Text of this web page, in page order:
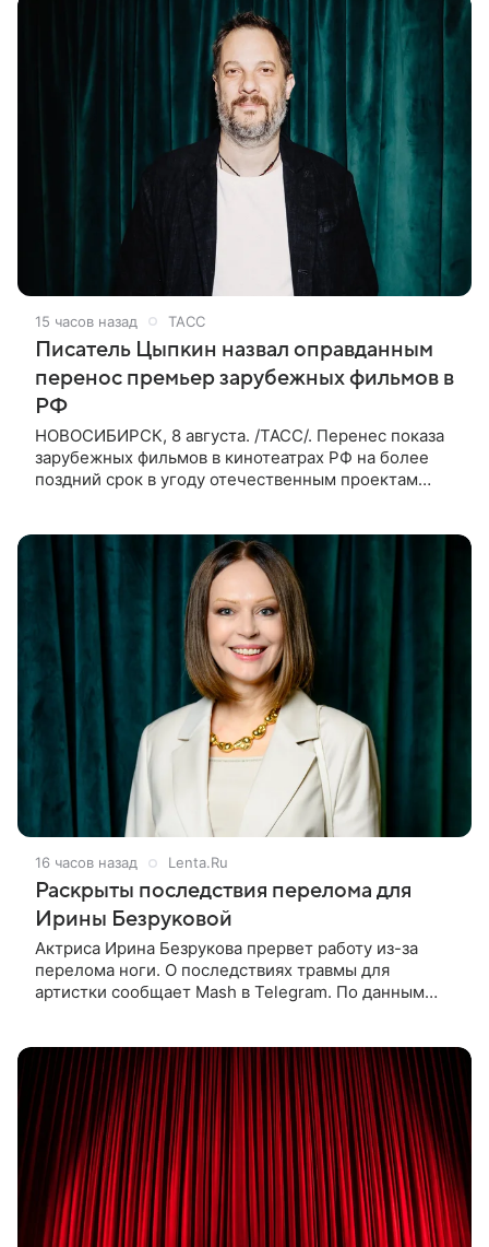
15 часов назад ТАСС
Писатель Цыпкин назвал оправданным
перенос премьер зарубежных фильмов в
РФ
НОВОСИБИРСК, 8 августа. /ТАСС/. Перенес показа
зарубежных фильмов в кинотеатрах РФ на более
поздний срок в угоду отечественным проектам
16 часов назад Lenta.Ru
Раскрыты последствия перелома для
Ирины Безруковой
Актриса Ирина Безрукова прервет работу из-за
перелома ноги. О последствиях травмы для
артистки сообщает Mash в Telegram. По данным